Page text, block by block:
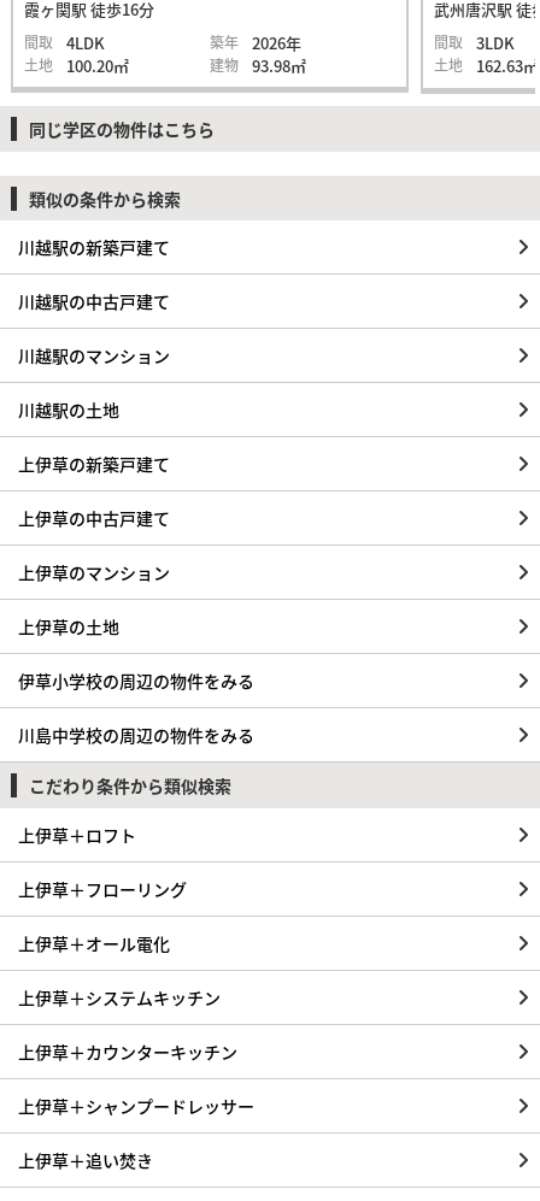
霞ヶ関駅 徒歩16分
間取 4LDK 築年 2026年
土地 100.20㎡ 建物 93.98㎡
武州唐沢駅 徒
間取 3LDK
土地 162.63㎡
同じ学区の物件はこちら
類似の条件から検索
川越駅の新築戸建て
川越駅の中古戸建て
川越駅のマンション
川越駅の土地
上伊草の新築戸建て
上伊草の中古戸建て
上伊草のマンション
上伊草の土地
伊草小学校の周辺の物件をみる
川島中学校の周辺の物件をみる
こだわり条件から類似検索
上伊草＋ロフト
上伊草＋フローリング
上伊草＋オール電化
上伊草＋システムキッチン
上伊草＋カウンターキッチン
上伊草＋シャンプードレッサー
上伊草＋追い焚き